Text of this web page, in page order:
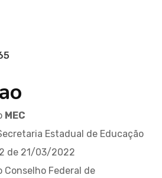
MEC
Estadual de Educação
de 21/03/2022
Conselho Federal de